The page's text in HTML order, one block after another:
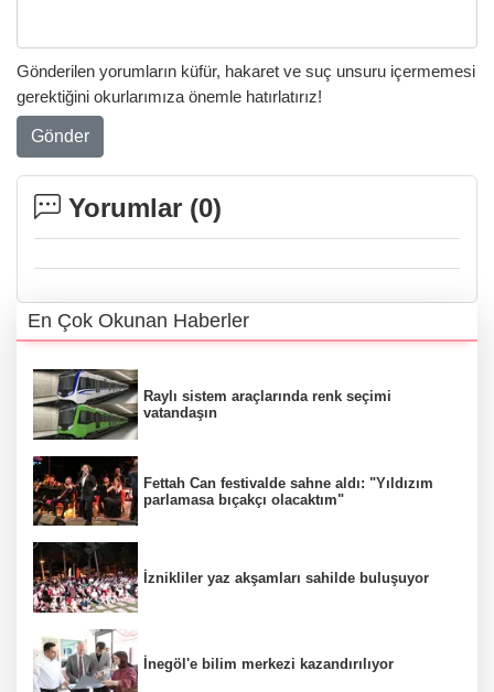
Gönderilen yorumların küfür, hakaret ve suç unsuru içermemesi
gerektiğini okurlarımıza önemle hatırlatırız!
Gönder
Yorumlar (0)
En Çok Okunan Haberler
Raylı sistem araçlarında renk seçimi
vatandaşın
Fettah Can festivalde sahne aldı: "Yıldızım
parlamasa bıçakçı olacaktım"
İznikliler yaz akşamları sahilde buluşuyor
İnegöl'e bilim merkezi kazandırılıyor